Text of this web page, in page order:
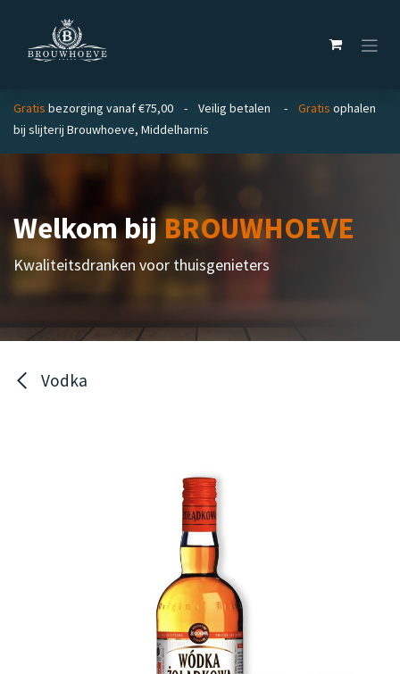
Gratis bezorging vanaf €75,00 - Veilig betalen - Gratis ophalen
bij slijterij Brouwhoeve, Middelharnis
Welkom bijBROUWHOEVE
Kwaliteitsdranken voor thuisgenieters
Vodka